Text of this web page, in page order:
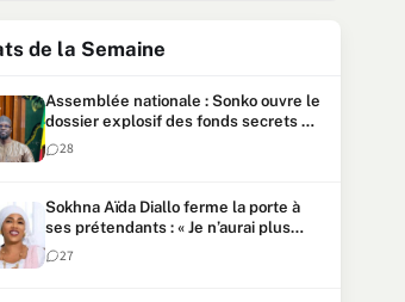
de la Semaine
Assemblée nationale : Sonko ouvre le
dossier explosif des fonds secrets et
du patrimoine présidentiel
28
Sokhna Aïda Diallo ferme la porte à
ses prétendants : « Je n’aurai plus
jamais un autre mari »
27